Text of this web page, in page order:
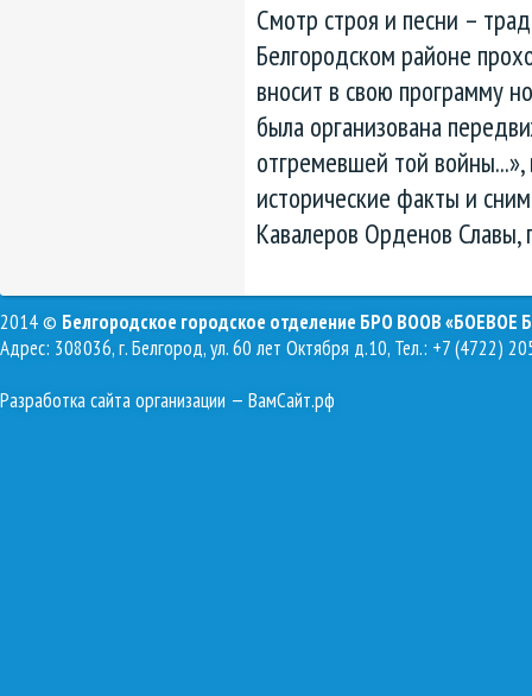
Смотр строя и песни –
Белгородском районе
вносит в свою программу
была организована
отгремевшей той
исторические факты и
Кавалеров Орденов
2014 © Белгородское городское отделение БРО ВООВ «БОЕВОЕ
Адрес: 308036, г. Белгород, ул. 60 лет Октября д.10, Тел.: +7 (4722)
Разработка сайта организации — ВамСайт.рф